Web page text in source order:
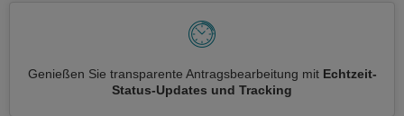
Genießen Sie transparente Antragsbearbeitung mit Echtzeit-
Status-Updates und Tracking